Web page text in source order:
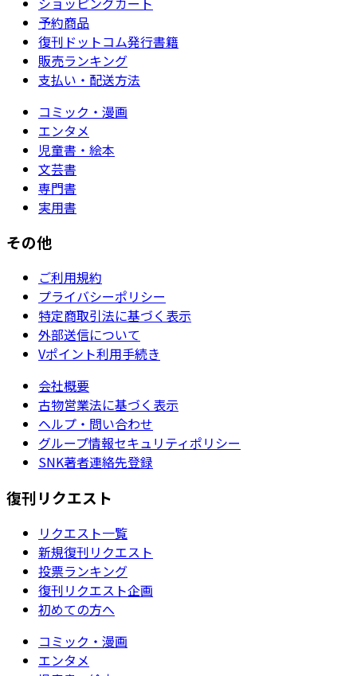
予約商品
復刊ドットコム発行書籍
販売ランキング
支払い・配送方法
コミック・漫画
エンタメ
児童書・絵本
文芸書
専門書
実用書
その他
ご利用規約
プライバシーポリシー
特定商取引法に基づく表示
外部送信について
Vポイント利用手続き
会社概要
古物営業法に基づく表示
ヘルプ・問い合わせ
グループ情報セキュリティポリシー
SNK著者連絡先登録
復刊リクエスト
リクエスト一覧
新規復刊リクエスト
投票ランキング
復刊リクエスト企画
初めての方へ
コミック・漫画
エンタメ